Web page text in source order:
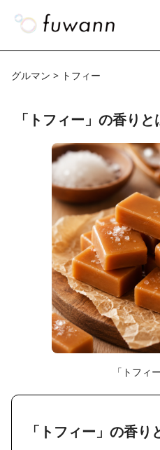
グルマン > トフィー
「トフィー」の香り
「トフィ
「トフィー」の香り